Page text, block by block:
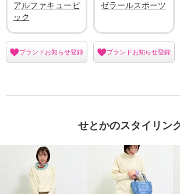
アルファキュービ
ック
ブランドお知らせ登録
ゼラールスポーツ
ブランドお知らせ登録
せとかのスタイリン